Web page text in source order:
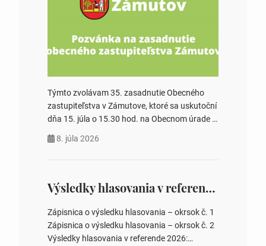
Týmto zvolávam 35. zasadnutie Obecného
zastupiteľstva v Zámutove, ktoré sa uskutoční
dňa 15. júla o 15.30 hod. na Obecnom úrade v
rokovania 2. Schválenie návrhovej komisie a
zastupiteľstiev, počtu poslancov obecných
zastupiteľstiev v nich 4. Schválenie odpredaja
obecného pozemku –…
8. júla 2026
Výsledky hlasovania v referende 2026
Zápisnica o výsledku hlasovania – okrsok č. 1
Zápisnica o výsledku hlasovania – okrsok č. 2
Výsledky hlasovania v referende 2026: